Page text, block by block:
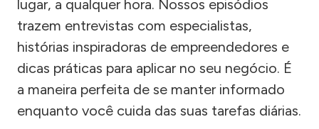
lugar, a qualquer hora. Nossos episódios
trazem entrevistas com especialistas,
histórias inspiradoras de empreendedores e
dicas práticas para aplicar no seu negócio. É
a maneira perfeita de se manter informado
enquanto você cuida das suas tarefas diárias.